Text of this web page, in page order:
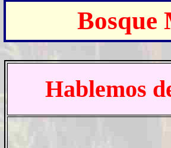
Bosque
Hablemos